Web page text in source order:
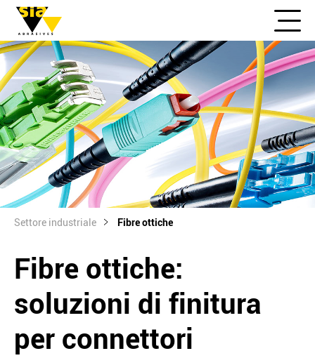
Settore industriale Fibre ottiche
Fibre ottiche:
soluzioni di finitura
per connettori